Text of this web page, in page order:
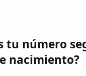
tu número
nacimiento?